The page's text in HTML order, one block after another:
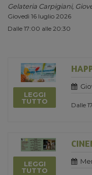
Gelateria Carpigiani,
Giovedì 16 luglio 2026
Dalle 17:00 alle 20:30
LEGGI
TUTTO
Dalle
LEGGI
TUTTO